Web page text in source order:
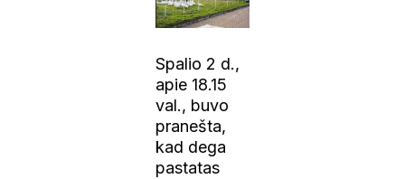
Spalio 2 d.,
apie 18.15
val., buvo
pranešta,
kad dega
pastatas